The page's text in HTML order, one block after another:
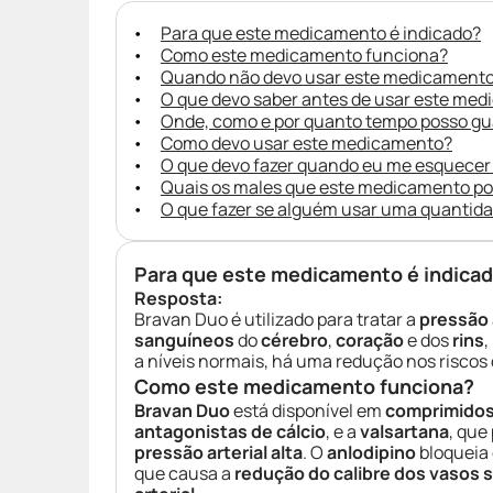
Para que este medicamento é indicado?
Como este medicamento funciona?
Quando não devo usar este
O que devo saber antes de usar este
Onde, como e por quanto tempo posso
Como devo usar este medicamento?
O que devo fazer quando eu me
Quais os males que este medicamento
O que fazer se alguém usar uma
Para que este medicamento é
Resposta:
Bravan Duo é utilizado para tratar a
sanguíneosdocérebro,coraçãoe dosrins
a níveis normais, há uma redução nos
Como este medicamento funciona?
Bravan Duoestá disponível em
antagonistas de cálcio, e avalsartana,
pressão arterial alta. Oanlodipino
que causa a redução do calibre dos vasos